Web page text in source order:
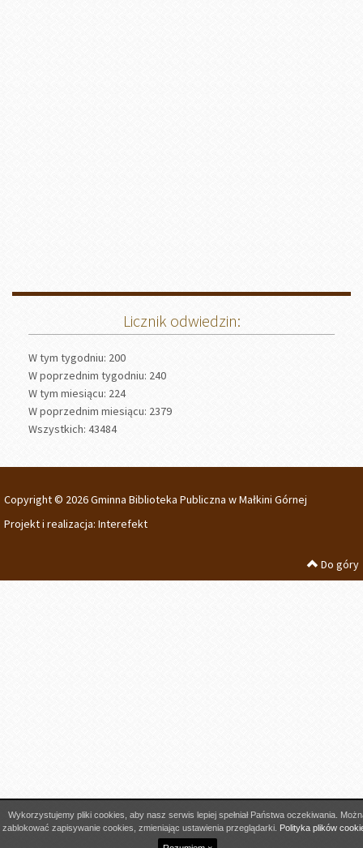
Licznik odwiedzin:
W tym tygodniu: 200
W poprzednim tygodniu: 240
W tym miesiącu: 224
W poprzednim miesiącu: 2379
Wszystkich: 43484
Copyright © 2026 Gminna Biblioteka Publiczna w Małkini Górnej
Projekt i realizacja: Interefekt
Do góry
Wykorzystujemy pliki cookies, aby nasz serwis lepiej spełniał Państwa oczekiwania.
zablokować zapisywanie cookies, zmieniając ustawienia przeglądarki. Polityka plików